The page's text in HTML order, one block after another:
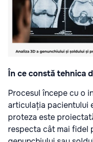
În ce constă tehnica
Procesul începe cu o
articulația pacientului
proteza este
respecta cât mai fidel